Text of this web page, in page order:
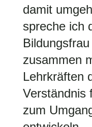
damit
spreche ich
zusammen
Lehrkräften
Verständnis
zum